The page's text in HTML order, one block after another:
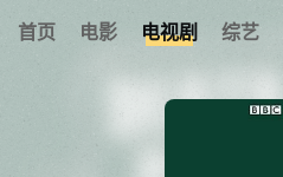
首页 电影 电视剧 综艺